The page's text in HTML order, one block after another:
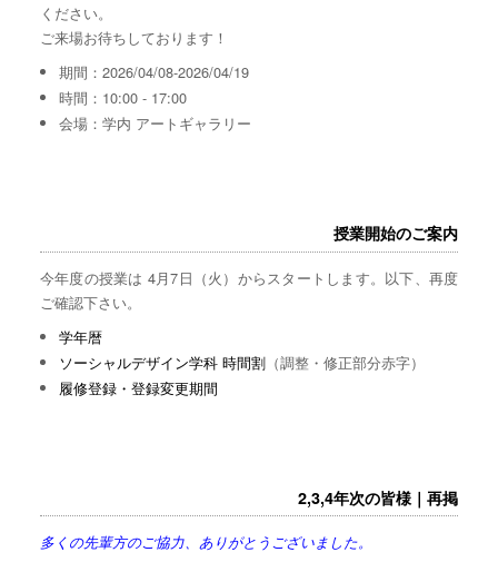
ください。
ご来場お待ちしております！
期間：2026/04/08-2026/04/19
時間：10:00 - 17:00
会場：学内 アートギャラリー
授業開始のご案内
今年度の授業は 4月7日（火）からスタートします。以下、再度
ご確認下さい。
学年暦
ソーシャルデザイン学科 時間割 （調整・修正部分赤字）
履修登録・登録変更期間
2,3,4年次の皆様｜再掲
多くの先輩方のご協力、ありがとうございました。